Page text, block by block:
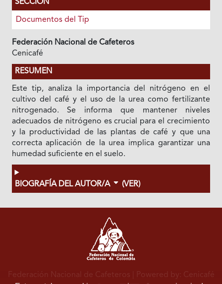
SECCIÓN
Documentos del Tip
Federación Nacional de Cafeteros
Cenicafé
RESUMEN
Este tip, analiza la importancia del nitrógeno en el
cultivo del café y el uso de la urea como fertilizante
nitrogenado. Se informa que mantener niveles
adecuados de nitrógeno es crucial para el crecimiento
y la productividad de las plantas de café y que una
correcta aplicación de la urea implica garantizar una
humedad suficiente en el suelo.
BIOGRAFÍA DEL AUTOR/A (VER)
Federación Nacional de Cafeteros | Powered by: Cenicafé